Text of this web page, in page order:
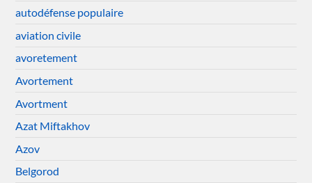
autodéfense populaire
aviation civile
avoretement
Avortement
Avortment
Azat Miftakhov
Azov
Belgorod